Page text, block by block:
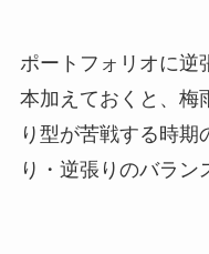
ポートフォリオに逆
本加えておくと、梅
り型が苦戦する時期
り・逆張りのバラン